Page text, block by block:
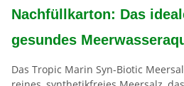
Nachfüllkarton: Das
gesundes
Das Tropic Marin Syn-Biotic